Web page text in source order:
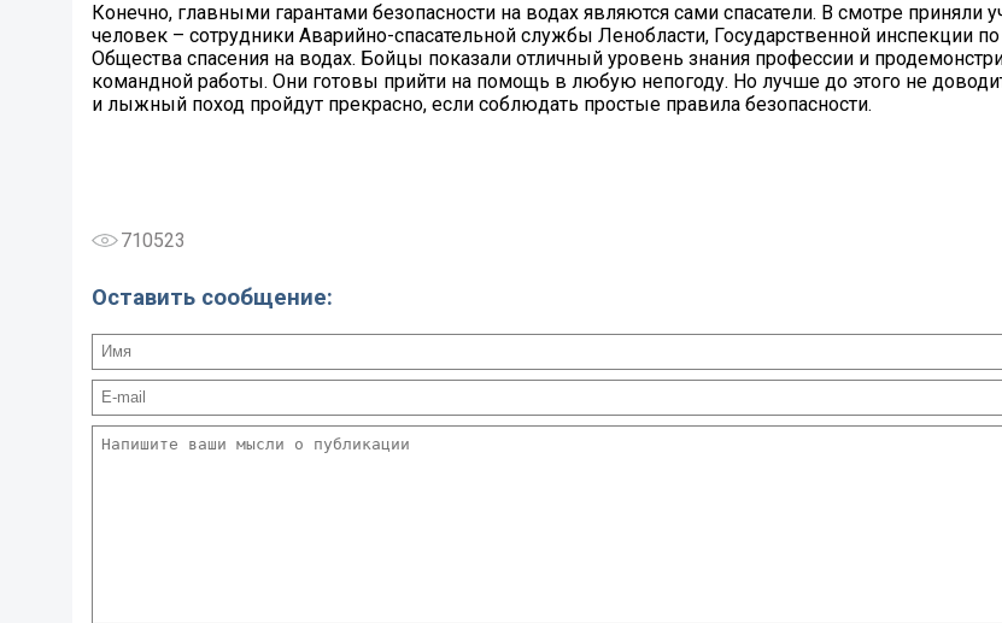
Конечно, главными гарантами безопасности на водах являются сами спасатели. В смотре приняли
человек – сотрудники Аварийно-спасательной службы Ленобласти, Государственной инспекции
Общества спасения на водах. Бойцы показали отличный уровень знания профессии и
командной работы. Они готовы прийти на помощь в любую непогоду. Но лучше до этого не
и лыжный поход пройдут прекрасно, если соблюдать простые правила безопасности.
710523
Оставить сообщение: